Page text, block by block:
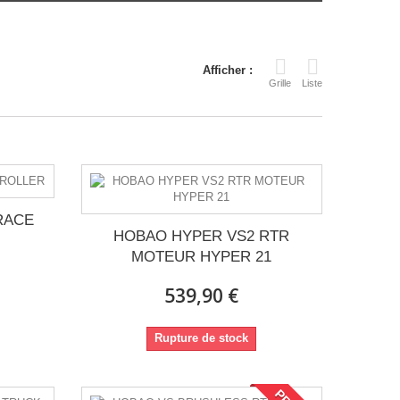
Afficher :
Grille Liste
HOBAO HYPER VS2 RTR
MOTEUR HYPER 21
539,90 €
Rupture de stock